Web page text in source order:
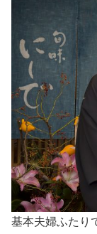
基本夫婦ふたり